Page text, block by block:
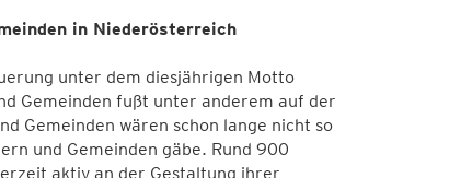
in Niederösterreich
unter dem diesjährigen Motto
Gemeinden fußt unter anderem auf der
Gemeinden wären schon lange nicht so
und Gemeinden gäbe. Rund 900
aktiv an der Gestaltung ihrer